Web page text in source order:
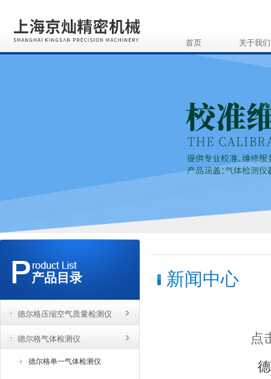
首页 关于我们
产品目录
德尔格压缩空气质量检测仪
德尔格气体检测仪
德尔格单一气体检测仪
新闻中心
点
德尔格x-